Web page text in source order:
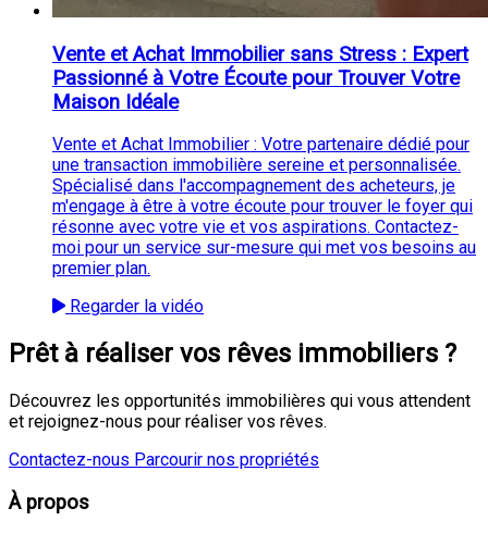
Vente et Achat Immobilier sans Stress : Expert
Passionné à Votre Écoute pour Trouver Votre
Maison Idéale
Vente et Achat Immobilier : Votre partenaire dédié pour
une transaction immobilière sereine et personnalisée.
Spécialisé dans l'accompagnement des acheteurs, je
m'engage à être à votre écoute pour trouver le foyer qui
résonne avec votre vie et vos aspirations. Contactez-
moi pour un service sur-mesure qui met vos besoins au
premier plan.
Regarder la vidéo
Prêt à réaliser vos rêves immobiliers ?
Découvrez les opportunités immobilières qui vous attendent
et rejoignez-nous pour réaliser vos rêves.
Contactez-nous Parcourir nos propriétés
À propos